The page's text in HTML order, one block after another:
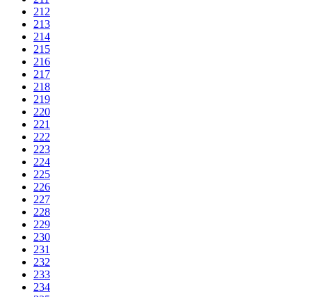
212
213
214
215
216
217
218
219
220
221
222
223
224
225
226
227
228
229
230
231
232
233
234